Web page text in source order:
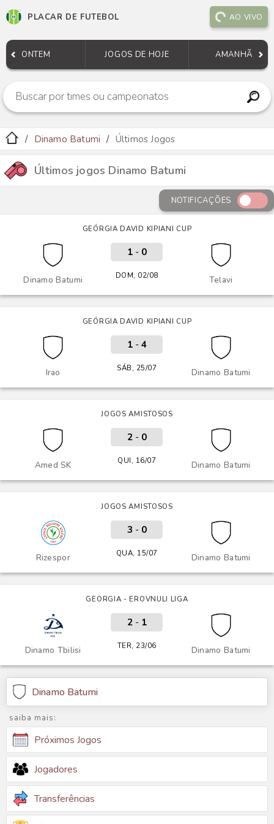
PLACAR DE FUTEBOL AO VIVO
ONTEM JOGOS DE HOJE AMANHÃ
Dinamo Batumi Últimos Jogos
Últimos jogos Dinamo Batumi
NOTIFICAÇÕES
GEÓRGIA DAVID KIPIANI CUP
Dinamo Batumi Telavi
1- 0
DOM, 02/08
GEÓRGIA DAVID KIPIANI CUP
Irao Dinamo Batumi
1- 4
SÁB, 25/07
JOGOS AMISTOSOS
Amed SK Dinamo Batumi
2- 0
QUI, 16/07
JOGOS AMISTOSOS
Rizespor Dinamo Batumi
3 - 0
QUA, 15/07
GEORGIA - EROVNULI LIGA
Dinamo Tbilisi Dinamo Batumi
2- 1
TER, 23/06
Dinamo Batumi
saiba mais:
Próximos Jogos
Jogadores
Transferências